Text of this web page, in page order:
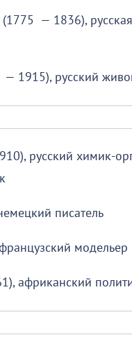
— 1836),
1915), русский
русский химик-
писатель
модельер
африканский